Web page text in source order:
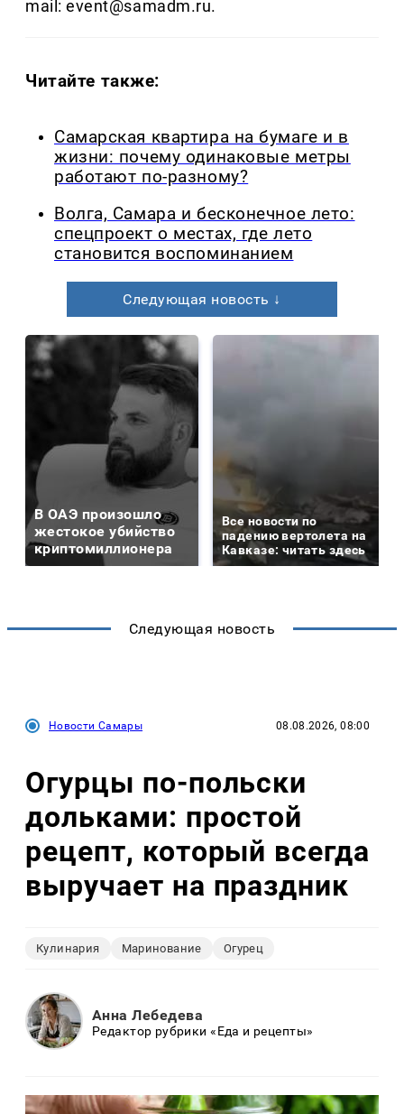
mail: event@samadm.ru.
Читайте также:
Самарская квартира на бумаге и в
жизни: почему одинаковые метры
работают по-разному?
Волга, Самара и бесконечное лето:
спецпроект о местах, где лето
становится воспоминанием
Следующая новость ↓
В ОАЭ произошло
жестокое убийство
криптомиллионера
Все новости по
падению вертолета на
Кавказе: читать здесь
Следующая новость
Новости Самары 08.08.2026, 08:00
Огурцы по‑польски
дольками: простой
рецепт, который всегда
выручает на праздник
Кулинария Маринование Огурец
Анна Лебедева
Редактор рубрики «Еда и рецепты»